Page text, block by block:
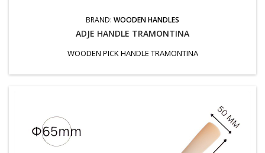
BRAND: WOODEN HANDLES
ADJE HANDLE TRAMONTINA
WOODEN PICK HANDLE TRAMONTINA